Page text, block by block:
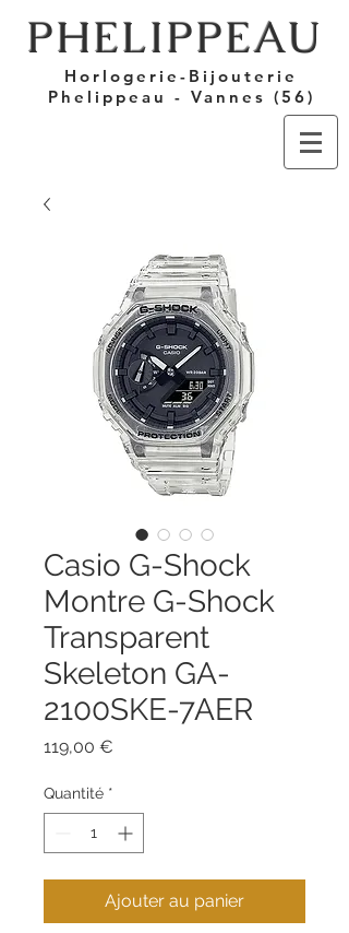
PHELIPPEAU
Horlogerie-Bijouterie
Phelippeau - Vannes (56)
Casio G-Shock
Montre G-Shock
Transparent
Skeleton GA-
2100SKE-7AER
119,00 €
Quantité *
Ajouter au panier